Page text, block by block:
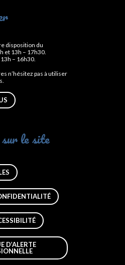
disposition du
et 13h – 17h30.
– 16h30.
n’hésitez pas à utiliser
le site
D’ALERTE